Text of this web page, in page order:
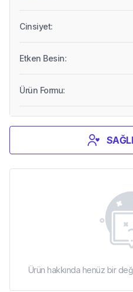
Cinsiyet:
Etken Besin:
Ürün Formu:
Ürün hakkında henüz bir